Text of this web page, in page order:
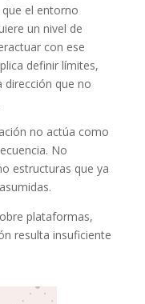
el entorno
un nivel de
con ese
definir límites,
dirección que no
no actúa como
No
estructuras que ya
plataformas,
resulta insuficiente